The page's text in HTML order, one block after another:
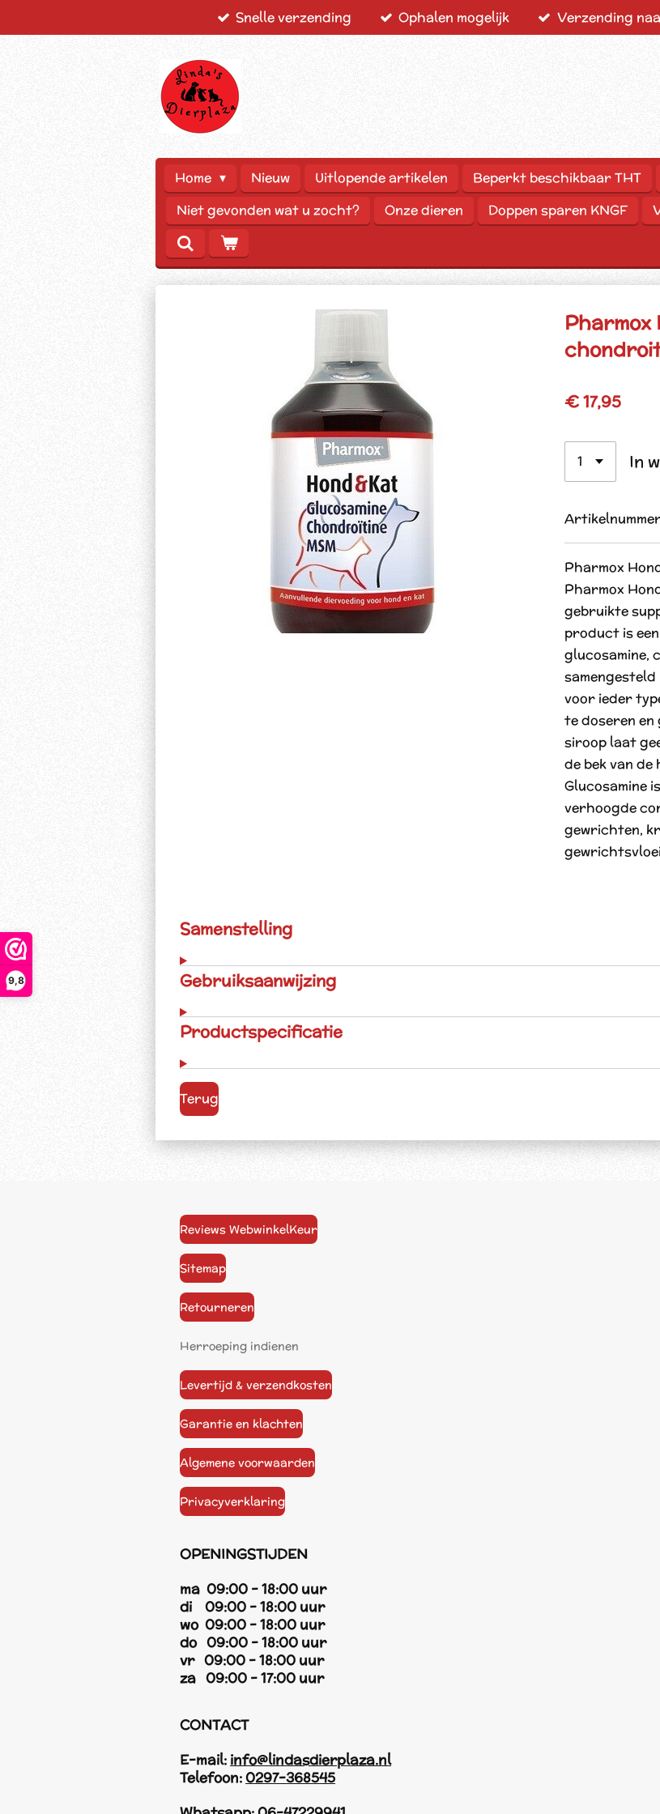
9,8
Snelle verzending Ophalen mogelijk Verzending
Home Nieuw Uitlopende artikelen Beperkt beschikbaar THT
Niet gevonden wat u zocht?
Onze dieren Doppen sparen KNGF
Pharmox
€ 17,95
In
Pharmox
Pharmox
gebruikte
product is
glucosamine,
voor ieder
te doseren
siroop laat
de bek van de
Glucosamine
verhoogde
gewrichten,
Samenstelling
Gebruiksaanwijzing
Productspecificatie
Terug
Reviews WebwinkelKeur
Sitemap
Retourneren
Herroeping indienen
Levertijd & verzendkosten
Garantie en klachten
Algemene voorwaarden
Privacyverklaring
OPENINGSTIJDEN
ma 09:00 - 18:00 uur
di 09:00 - 18:00 uur
wo 09:00 - 18:00 uur
do 09:00 - 18:00 uur
vr 09:00 - 18:00 uur
za 09:00 - 17:00 uur
CONTACT
E-mail: info@lindasdierplaza.nl
Telefoon:0297-368545